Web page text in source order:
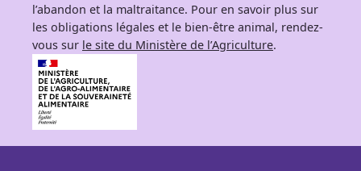
l’abandon et la maltraitance. Pour en savoir plus sur
les obligations légales et le bien-être animal, rendez-
vous sur le site du Ministère de l’Agriculture.